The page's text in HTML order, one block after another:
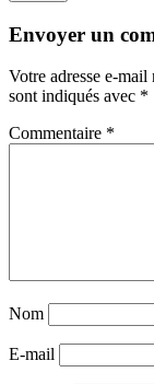
Envoyer un
Votre adresse e-mail
sont indiqués avec *
Commentaire *
Nom
E-mail